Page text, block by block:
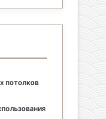
потолков